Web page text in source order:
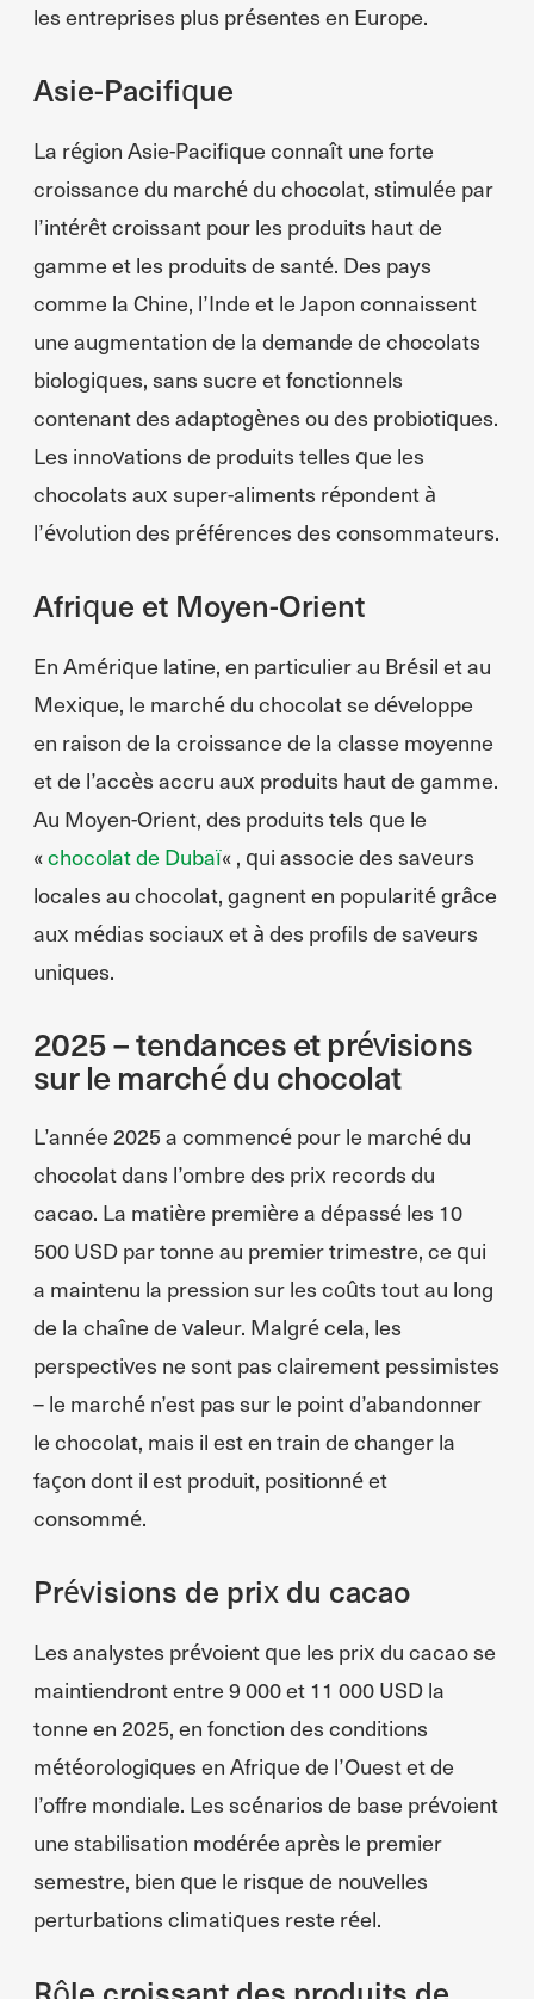
les entreprises plus présentes en Europe.
Asie-Pacifique
La région Asie-Pacifique connaît une forte
croissance du marché du chocolat, stimulée par
l’intérêt croissant pour les produits haut de
gamme et les produits de santé. Des pays
comme la Chine, l’Inde et le Japon connaissent
une augmentation de la demande de chocolats
biologiques, sans sucre et fonctionnels
contenant des adaptogènes ou des probiotiques.
Les innovations de produits telles que les
chocolats aux super-aliments répondent à
l’évolution des préférences des consommateurs.
Afrique et Moyen-Orient
En Amérique latine, en particulier au Brésil et au
Mexique, le marché du chocolat se développe
en raison de la croissance de la classe moyenne
et de l’accès accru aux produits haut de gamme.
Au Moyen-Orient, des produits tels que le
«chocolat de Dubaï« , qui associe des saveurs
locales au chocolat, gagnent en popularité grâce
aux médias sociaux et à des profils de saveurs
uniques.
2025 – tendances et prévisions
sur le marché du chocolat
L’année 2025 a commencé pour le marché du
chocolat dans l’ombre des prix records du
cacao. La matière première a dépassé les 10
500 USD par tonne au premier trimestre, ce qui
a maintenu la pression sur les coûts tout au long
de la chaîne de valeur. Malgré cela, les
perspectives ne sont pas clairement pessimistes
– le marché n’est pas sur le point d’abandonner
le chocolat, mais il est en train de changer la
façon dont il est produit, positionné et
consommé.
Prévisions de prix du cacao
Les analystes prévoient que les prix du cacao se
maintiendront entre 9 000 et 11 000 USD la
tonne en 2025, en fonction des conditions
météorologiques en Afrique de l’Ouest et de
l’offre mondiale. Les scénarios de base prévoient
une stabilisation modérée après le premier
semestre, bien que le risque de nouvelles
perturbations climatiques reste réel.